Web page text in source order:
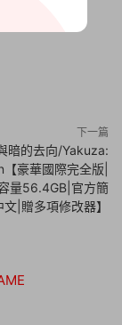
下一篇
暗的去向/Yakuza:
豪華國際完全版|
量56.4GB|官方簡
文|贈多項修改器】